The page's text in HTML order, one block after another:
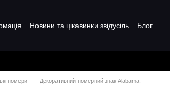
Новини та цікавинки звідусіль
Блог
номери Декоративний номерний знак Alabama.